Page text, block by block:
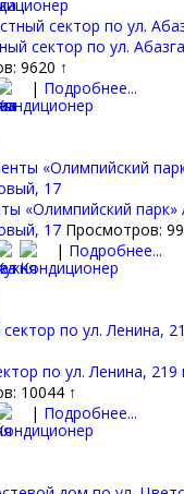
сектор по ул.
9620 ↑
| Подробнее...
«Олимпийский парк»
17 Просмотров:
| Подробнее...
по ул. Ленина, 219
10044 ↑
| Подробнее...